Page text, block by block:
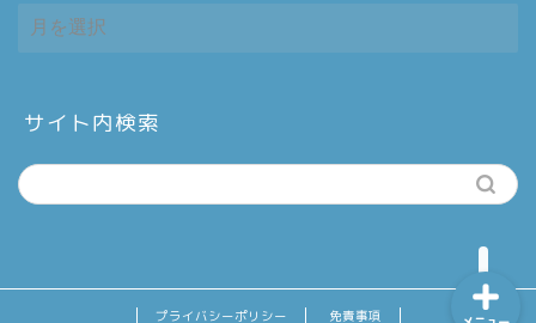
ARCHIVE
サイト内検索
プライバシーポリシー 免責事項